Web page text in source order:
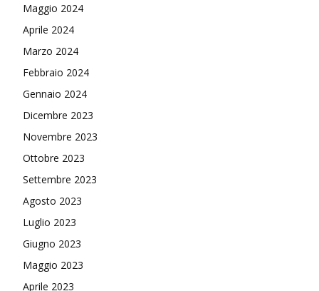
Maggio 2024
Aprile 2024
Marzo 2024
Febbraio 2024
Gennaio 2024
Dicembre 2023
Novembre 2023
Ottobre 2023
Settembre 2023
Agosto 2023
Luglio 2023
Giugno 2023
Maggio 2023
Aprile 2023